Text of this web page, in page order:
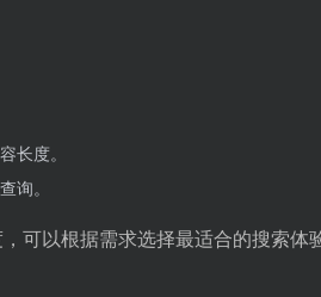
长度。
询。
可以根据需求选择最适合的搜索体